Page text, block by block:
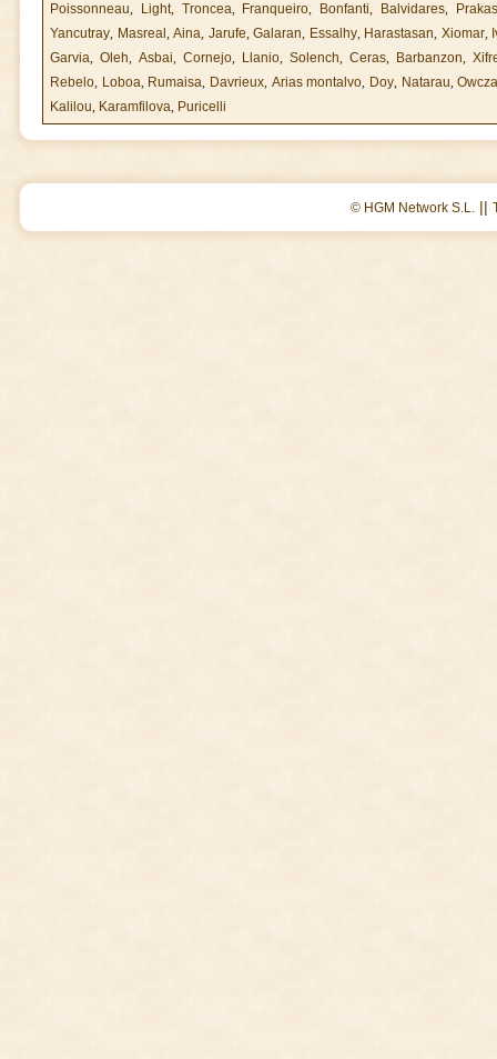
Poissonneau, Light, Troncea, Franqueiro, Bonfanti, Balvidares,
Yancutray, Masreal , Aina, Jarufe, Galaran, Essalhy, Harastasan, Xiomar,
Garvia, Oleh, Asbai, Cornejo, Llanio, Solench, Ceras, Barbanzon,
Rebelo, Loboa, Rumaisa, Davrieux, Arias montalvo, Doy, Natarau,
Kalilou, Karamfilova, Puricelli
© HGM Network S.L. ||